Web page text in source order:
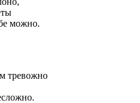
можно.
тревожно